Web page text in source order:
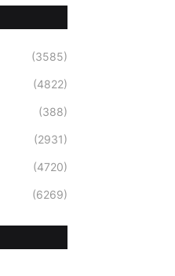
(3585)
(4822)
(388)
(2931)
(4720)
(6269)